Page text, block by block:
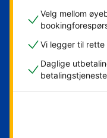
Velg mellom
Vi legger til
Daglige